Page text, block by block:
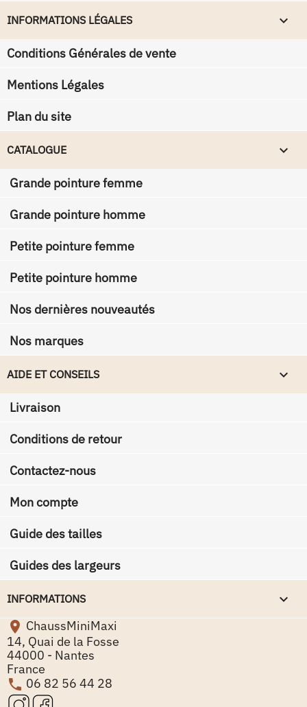
INFORMATIONS LÉGALES keyboard_arrow_down
Conditions Générales de vente
Mentions Légales
Plan du site
CATALOGUE 
Grande pointure femme
Grande pointure homme
Petite pointure femme
Petite pointure homme
Nos dernières nouveautés
Nos marques
AIDE ET CONSEILS 
Livraison
Conditions de retour
Contactez-nous
Mon compte
Guide des tailles
Guides des largeurs
INFORMATIONS
keyboard_arrow_down
 ChaussMiniMaxi
14, Quai de la Fosse
44000 - Nantes
France
 06 82 56 44 28